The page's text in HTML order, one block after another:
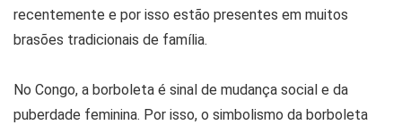
recentemente e por isso estão presentes em muitos
brasões tradicionais de família.
No Congo, a borboleta é sinal de mudança social e da
puberdade feminina. Por isso, o simbolismo da borboleta